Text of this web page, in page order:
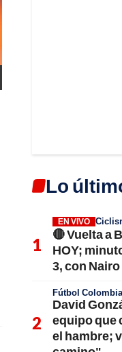
Lo
EN VIVO
🔴 Vuelta a
HOY;
3, con
Fútbol
David
equipo que
el hambre;